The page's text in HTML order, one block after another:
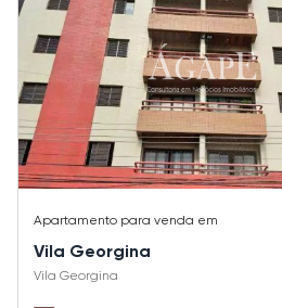
Apartamento para venda em
Vila Georgina
Vila Georgina